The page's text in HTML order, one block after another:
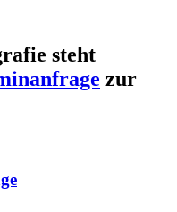
steht
zur